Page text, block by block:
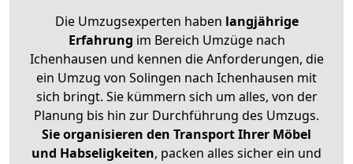
Die Umzugsexperten haben langjährige
Erfahrung im Bereich Umzüge nach
Ichenhausen und kennen die Anforderungen, die
ein Umzug von Solingen nach Ichenhausen mit
sich bringt. Sie kümmern sich um alles, von der
Planung bis hin zur Durchführung des Umzugs.
Sie organisieren den Transport Ihrer Möbel
und Habseligkeiten, packen alles sicher ein und